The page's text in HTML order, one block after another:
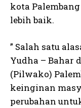
kota
lebih baik.
” Salah satu
Yudha – Bahar
(Pilwako)
keinginan
perubahan